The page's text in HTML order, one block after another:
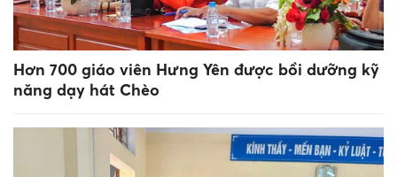
Hơn 700 giáo viên Hưng Yên được bồi dưỡng kỹ
năng dạy hát Chèo